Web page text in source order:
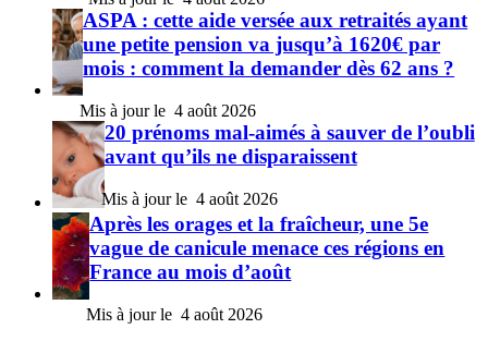
ASPA : cette aide versée aux retraités ayant
une petite pension va jusqu’à 1620€ par
mois : comment la demander dès 62 ans ?
4 août 2026
20 prénoms mal-aimés à sauver de l’oubli
avant qu’ils ne disparaissent
4 août 2026
Après les orages et la fraîcheur, une 5e
vague de canicule menace ces régions en
France au mois d’août
4 août 2026